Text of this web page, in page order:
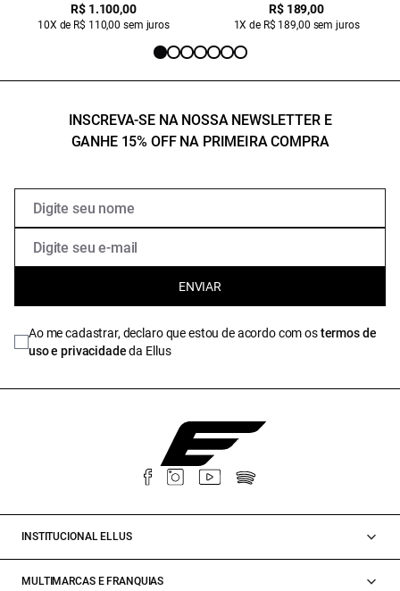
R$ 1.100,00
10X de R$ 110,00 sem juros
R$ 189,00
1X de R$ 189,00 sem juros
INSCREVA-SE NA NOSSA NEWSLETTER E
GANHE 15% OFF NA PRIMEIRA COMPRA
ENVIAR
Ao me cadastrar, declaro que estou de acordo com ostermos de
uso e privacidadeda Ellus
INSTITUCIONAL ELLUS
MULTIMARCAS E FRANQUIAS